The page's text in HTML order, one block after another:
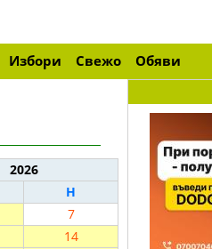
Избори Свежо Обяви
2026
Н
7
14